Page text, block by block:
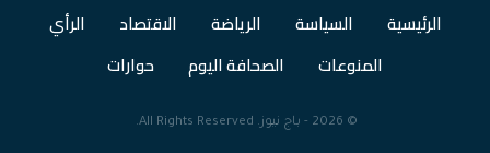
الرئيسية السياسة الرياضة الاقتصاد
الرأي
المنوعات
الصحافة اليوم حوارات
© 2026 - باج نيوز. All Rights Reserved.